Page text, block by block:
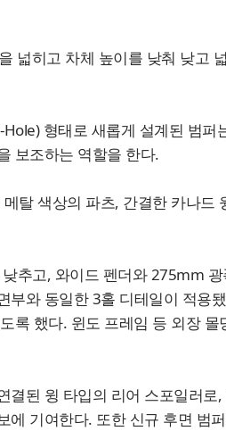
넓히고 차체 높이를 낮춰 낮고
형태로 새롭게 설계된 범퍼
보조하는 역할을 한다.
탈 색상의 파츠, 간결한 카나드
추고, 와이드 펜더와 275mm
부와 동일한 3홀 디테일이 적용
록 했다. 윈도 프레임 등 외장
결된 윙 타입의 리어 스포일러로
에 기여한다. 또한 신규 후면 범